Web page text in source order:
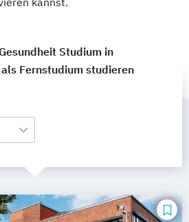
Studium in
Fernstudium studieren